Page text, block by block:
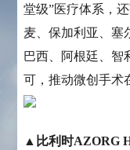
堂级”医疗体系，
麦、保加利亚、塞
巴西、阿根廷、智
可，推动微创手术
▲比利时AZORG